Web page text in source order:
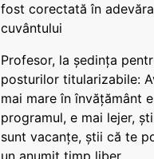
fost corectată în
cuvântului
Profesor, la ședința
posturilor titularizabile:
mai mare în învățământ
programul, e mai lejer,
sunt vacanţe, știi că te
un anumit timp liber